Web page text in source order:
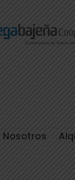
Nosotros